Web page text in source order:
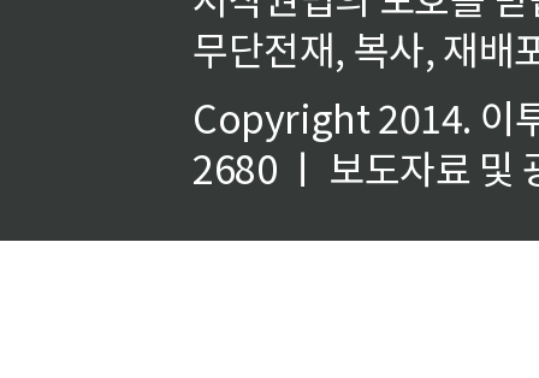
무단전재, 복사, 재배
Copyright 2014. 이
2680 ㅣ 보도자료